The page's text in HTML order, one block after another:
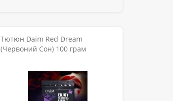
Тютюн Daim Red Dream
(Червоний Сон) 100 грам